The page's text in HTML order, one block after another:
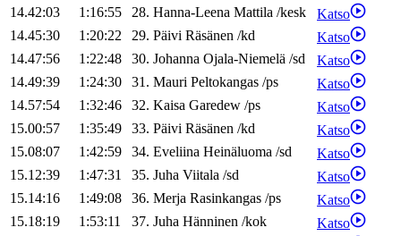
14.42:03
1:16:55 28. Hanna-Leena Mattila /kesk
Katso
14.45:30
1:20:22 29. Päivi Räsänen /kd
Katso
14.47:56
1:22:48 30. Johanna Ojala-Niemelä /sd
Katso
14.49:39
1:24:30 31. Mauri Peltokangas /ps
Katso
14.57:54
1:32:46 32. Kaisa Garedew /ps
Katso
15.00:57
1:35:49 33. Päivi Räsänen /kd
Katso
15.08:07
1:42:59 34. Eveliina Heinäluoma /sd
Katso
15.12:39
1:47:31 35. Juha Viitala /sd
Katso
15.14:16
1:49:08 36. Merja Rasinkangas /ps
Katso
15.18:19
1:53:11 37. Juha Hänninen /kok
Katso